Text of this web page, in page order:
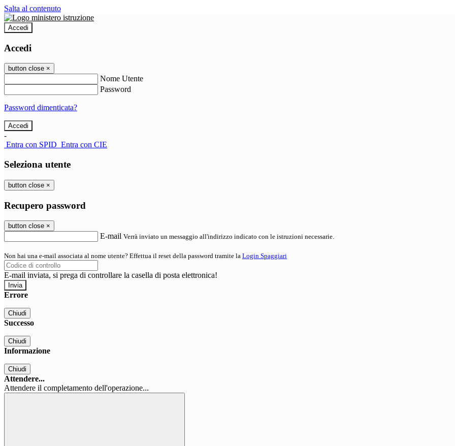
Salta al contenuto
Accedi
Accedi
button close ×
Nome Utente
Password
Password dimenticata?
-
Entra con SPID Entra con CIE
Seleziona utente
button close ×
Recupero password
button close ×
E-mail Verrà inviato un messaggio all'indirizzo indicato con le istruzioni necessarie.
Non hai una e-mail associata al nome utente? Effettua il reset della password tramite la Login Spaggiari
E-mail inviata, si prega di controllare la casella di posta elettronica!
Errore
Chiudi
Successo
Chiudi
Informazione
Chiudi
Attendere...
Attendere il completamento dell'operazione...